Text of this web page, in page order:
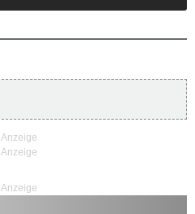
Anzeige